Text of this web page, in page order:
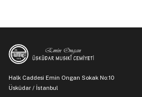
Halk Caddesi Emin Ongan Sokak No:10
Üsküdar / İstanbul